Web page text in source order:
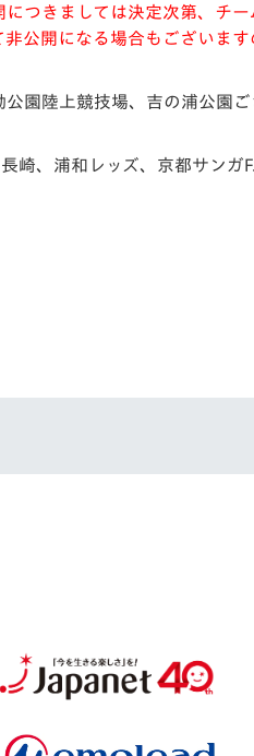
ウン活動
つきましては決定次第、チー
公開になる場合もございます
公園陸上競技場、吉の浦公園
崎、浦和レッズ、京都サンガ